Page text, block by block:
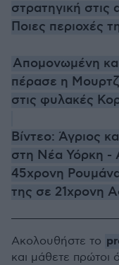
στρατηγική στις
Ποιες περιοχές
Απομονωμένη
πέρασε η
στις φυλακές
Βίντεο: Άγριος
στη Νέα Υόρκη -
45χρονη
της σε 21χρονη
Ακολουθήστε το
και μάθετε πρώτοι